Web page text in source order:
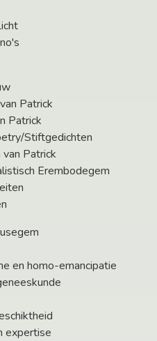
Patrick
Patrick
Stiftgedichten
Patrick
Erembodegem
en homo-emancipatie
expertise